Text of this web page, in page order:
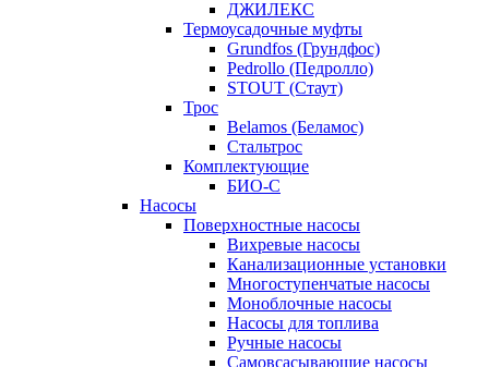
ДЖИЛЕКС
Термоусадочные муфты
Grundfos (Грундфос)
Pedrollo (Педролло)
STOUT (Стаут)
Трос
Belamos (Беламос)
Стальтрос
Комплектующие
БИО-С
Насосы
Поверхностные насосы
Вихревые насосы
Канализационные установки
Многоступенчатые насосы
Моноблочные насосы
Насосы для топлива
Ручные насосы
Самовсасывающие насосы